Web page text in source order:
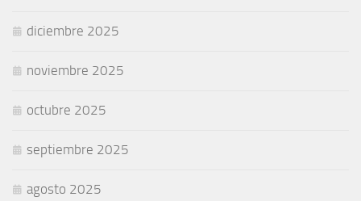
diciembre 2025
noviembre 2025
octubre 2025
septiembre 2025
agosto 2025